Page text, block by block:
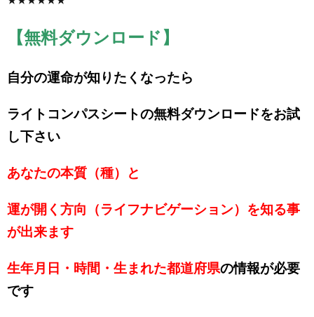
【無料ダウンロード】
自分の運命が知りたくなったら
ライトコンパスシートの無料ダウンロードをお試
し下さい
あなたの本質（種）と
運が開く方向（ライフナビゲーション）を知る事
が出来ます
生年月日・時間・生まれた都道府県の情報が必要
です